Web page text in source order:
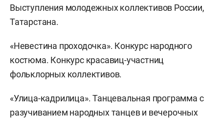
Выступления молодежных коллективов России,
Татарстана.
«Невестина проходочка». Конкурс народного
костюма. Конкурс красавиц-участниц
фольклорных коллективов.
«Улица-кадрилица». Танцевальная программа с
разучиванием народных танцев и вечерочных